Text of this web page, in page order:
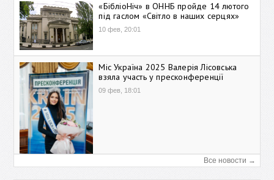
«БібліоНіч» в ОННБ пройде 14 лютого
під гаслом «Світло в наших серцях»
10 фев, 20:01
Міс Україна 2025 Валерія Лісовська
взяла участь у пресконференції
09 фев, 18:01
Все новости →